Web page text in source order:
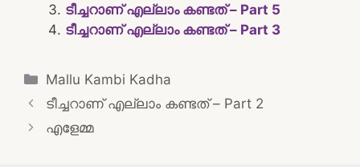
ടീച്ചറാണ് എല്ലാം കണ്ടത് – Part 5
ടീച്ചറാണ് എല്ലാം കണ്ടത് – Part 3
Categories
Mallu Kambi Kadha
Post
navigation
ടീച്ചറാണ് എല്ലാം കണ്ടത് – Part 2
എളേമ്മ